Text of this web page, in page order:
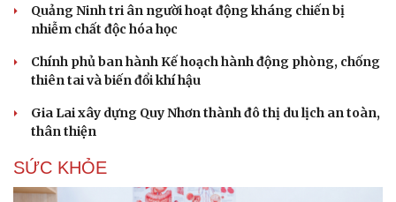
Quảng Ninh tri ân người hoạt động kháng chiến bị
nhiễm chất độc hóa học
Chính phủ ban hành Kế hoạch hành động phòng, chống
thiên tai và biến đổi khí hậu
Gia Lai xây dựng Quy Nhơn thành đô thị du lịch an toàn,
thân thiện
SỨC KHỎE